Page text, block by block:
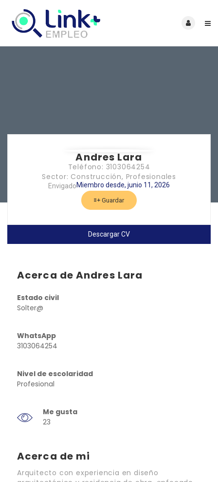
Andres Lara
Teléfono: 3103064254
Sector: Construcción, Profesionales
EnvigadoMiembro desde, junio 11, 2026
Guardar
Descargar CV
Acerca de Andres Lara
Estado civil
Solter@
WhatsApp
3103064254
Nivel de escolaridad
Profesional
Me gusta
23
Acerca de mi
Arquitecto con experiencia en diseño